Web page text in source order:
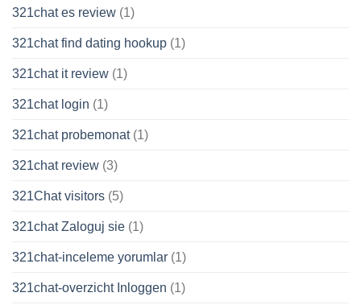
321chat es review (1)
321chat find dating hookup (1)
321chat it review (1)
321chat login (1)
321chat probemonat(1)
321chat review (3)
321Chat visitors (5)
321chat Zaloguj sie (1)
321chat-inceleme yorumlar (1)
321chat-overzicht Inloggen (1)